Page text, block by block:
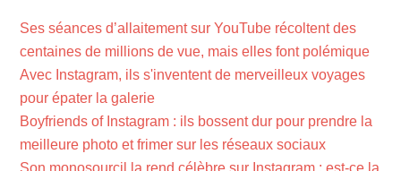
Ses séances d’allaitement sur YouTube récoltent des
centaines de millions de vue, mais elles font polémique
Avec Instagram, ils s'inventent de merveilleux voyages
pour épater la galerie
Boyfriends of Instagram : ils bossent dur pour prendre la
meilleure photo et frimer sur les réseaux sociaux
Son monosourcil la rend célèbre sur Instagram : est-ce la